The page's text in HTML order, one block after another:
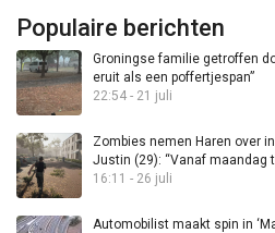
Populaire berichten
Groningse familie getroffen
eruit als een poffertjespan”
22:54 - 21 juli
Zombies nemen Haren over
Justin (29): “Vanaf maandag
16:11 - 26 juli
Automobilist maakt spin in